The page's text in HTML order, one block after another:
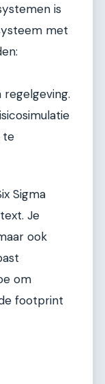
is
met
te
Sigma
Je
ook
om
footprint